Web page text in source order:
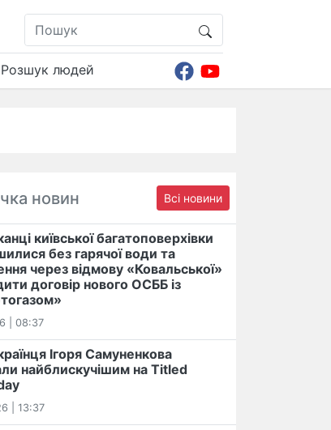
Розшук людей
новин Всі новини
київської багатоповерхівки
без гарячої води та
через відмову «Ковальської»
договір нового ОСББ із
| 08:37
Ігоря Самуненкова
найблискучішим на Titled
| 13:37